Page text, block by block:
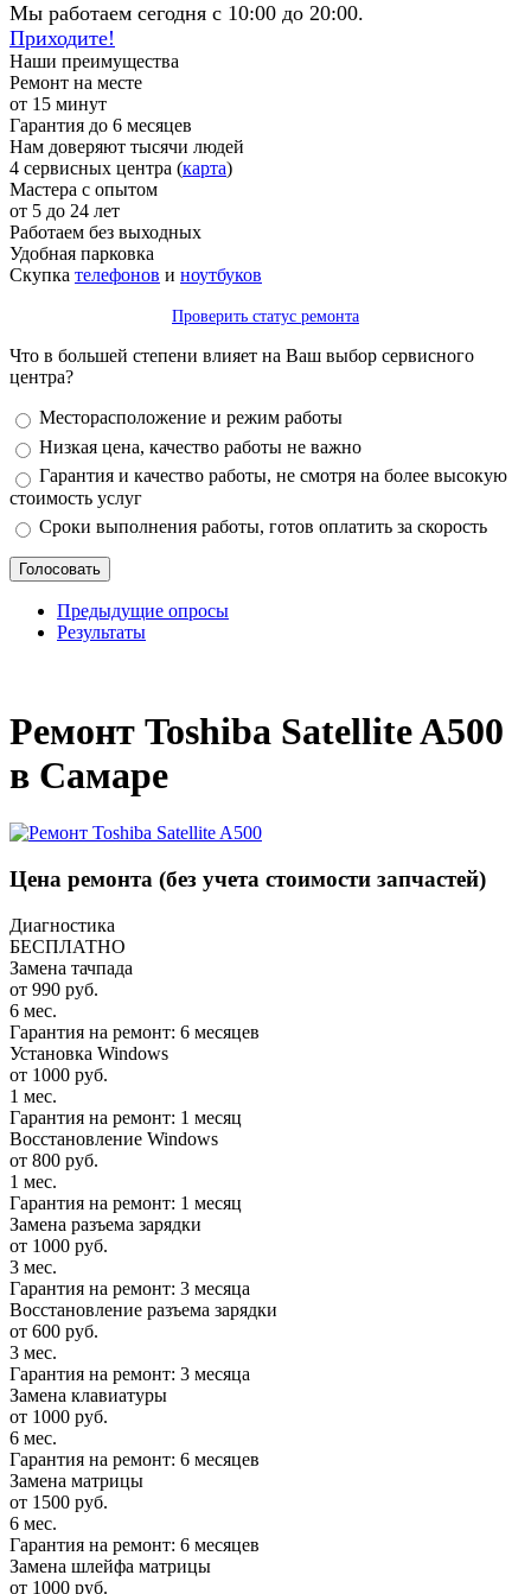
Мы работаем сегодня с 10:00 до 20:00.
Приходите!
Наши преимущества
Ремонт на месте
от 15 минут
Гарантия до 6 месяцев
Нам доверяют тысячи людей
4 сервисных центра (карта)
Мастера с опытом
от 5 до 24 лет
Работаем без выходных
Удобная парковка
Скупка телефонов и ноутбуков
Проверить статус ремонта
Что в большей степени влияет на Ваш выбор сервисного
центра?
Варианты
Месторасположение и режим работы
Низкая цена, качество работы не важно
Гарантия и качество работы, не смотря на более высокую
стоимость услуг
Сроки выполнения работы, готов оплатить за скорость
Предыдущие опросы
Результаты
Ремонт Toshiba Satellite A500
в Самаре
Цена ремонта (без учета стоимости запчастей)
Диагностика
БЕСПЛАТНО
Замена тачпада
от 990 руб.
6 мес.
Гарантия на ремонт: 6 месяцев
Установка Windows
от 1000 руб.
1 мес.
Гарантия на ремонт: 1 месяц
Восстановление Windows
от 800 руб.
1 мес.
Гарантия на ремонт: 1 месяц
Замена разъема зарядки
от 1000 руб.
3 мес.
Гарантия на ремонт: 3 месяца
Восстановление разъема зарядки
от 600 руб.
3 мес.
Гарантия на ремонт: 3 месяца
Замена клавиатуры
от 1000 руб.
6 мес.
Гарантия на ремонт: 6 месяцев
Замена матрицы
от 1500 руб.
6 мес.
Гарантия на ремонт: 6 месяцев
Замена шлейфа матрицы
от 1000 руб.